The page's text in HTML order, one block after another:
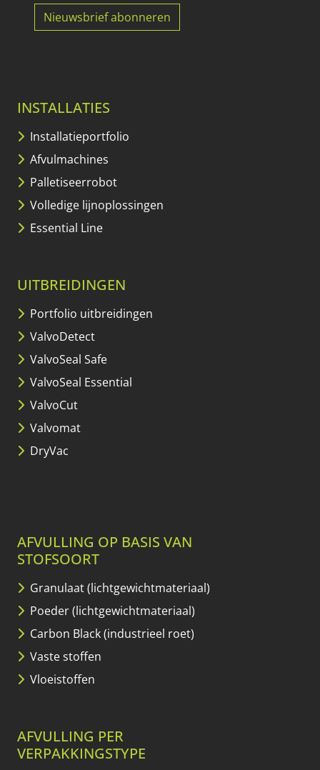
Nieuwsbrief abonneren
INSTALLATIES
Installatieportfolio
Afvulmachines
Palletiseerrobot
Volledige lijnoplossingen
Essential Line
UITBREIDINGEN
Portfolio uitbreidingen
ValvoDetect
ValvoSeal Safe
ValvoSeal Essential
ValvoCut
Valvomat
DryVac
AFVULLING OP BASIS VAN
STOFSOORT
Granulaat (lichtgewicht­materiaal)
Poeder (lichtgewicht­materiaal)
Carbon Black (industrieel roet)
Vaste stoffen
Vloeistoffen
AFVULLING PER
VERPAKKINGSTYPE